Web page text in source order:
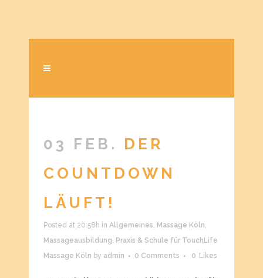
03 FEB.
DER
COUNTDOWN
LÄUFT!
Posted at 20:58h in Allgemeines, Massage Köln,
Massageausbildung, Praxis & Schule für TouchLife
Massage Köln by admin 0 Comments 0 Likes